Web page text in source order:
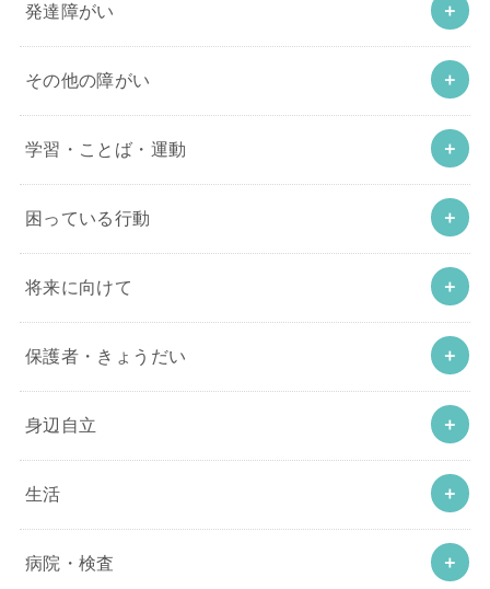
発達障がい
その他の障がい
学習・ことば・運動
困っている行動
将来に向けて
保護者・きょうだい
身辺自立
生活
病院・検査